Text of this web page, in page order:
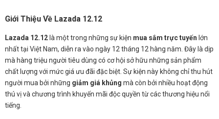
Giới Thiệu Về Lazada 12.12
Lazada 12.12 là một trong những sự kiện mua sắm trực tuyến lớn
nhất tại Việt Nam, diễn ra vào ngày 12 tháng 12 hàng năm. Đây là dịp
mà hàng triệu người tiêu dùng có cơ hội sở hữu những sản phẩm
chất lượng với mức giá ưu đãi đặc biệt. Sự kiện này không chỉ thu hút
người mua bởi những giảm giá khủng mà còn bởi nhiều hoạt động
thú vị và chương trình khuyến mãi độc quyền từ các thương hiệu nổi
tiếng.